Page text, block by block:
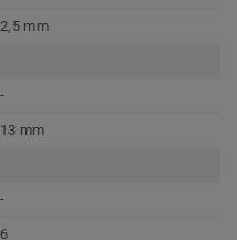
2,5 mm
-
13 mm
-
6